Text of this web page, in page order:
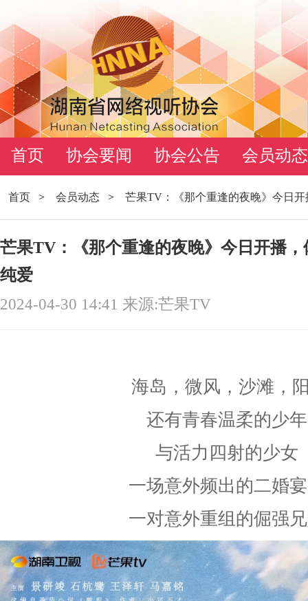
首页 协会要闻 协会公告 会员动态
首页 > 会员动态 > 芒果TV：《那个重逢的夜晚》今日
芒果TV：《那个重逢的夜晚》今日开播
纯爱
2024-04-30 14:41 来源:芒果TV
海岛，微风，沙滩，
还有青春温柔的少年
与活力四射的少女
一场意外频出的二婚
一对意外重组的倔强